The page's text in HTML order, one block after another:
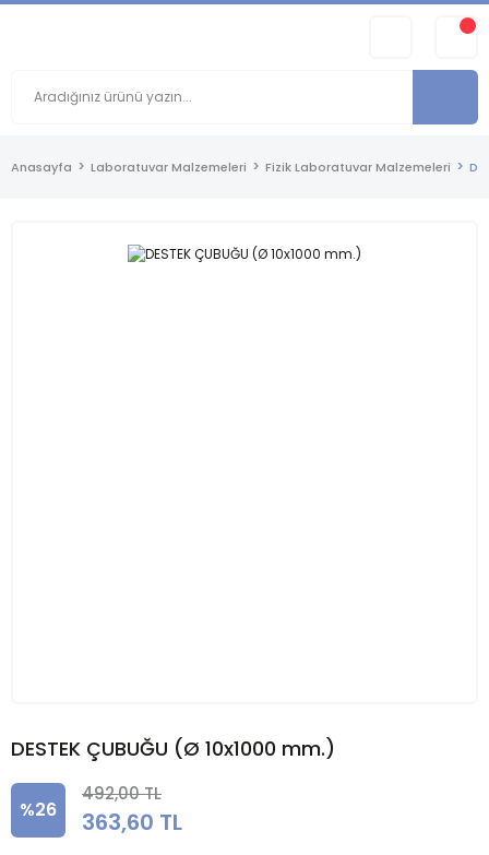
Anasayfa Laboratuvar Malzemeleri Fizik Laboratuvar Malzemeleri
DESTEK ÇUBUĞU (Ø 10x1000 mm.)
%26
492,00 TL
363,60 TL